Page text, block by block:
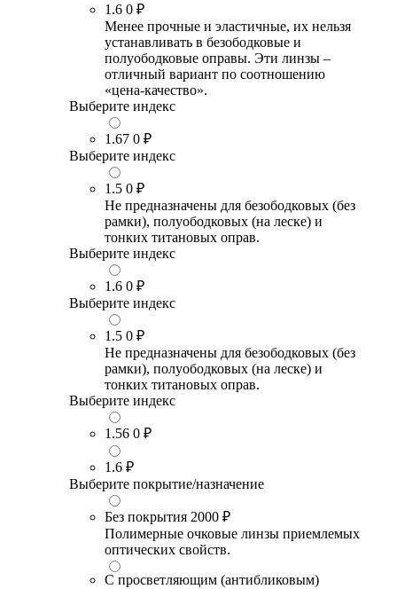
1.6 0 ₽
Менее прочные и эластичные, их нельзя
устанавливать в безободковые и
полуободковые оправы. Эти линзы –
отличный вариант по соотношению
«цена-качество».
Выберите индекс
1.67 0 ₽
Выберите индекс
1.5 0 ₽
Не предназначены для безободковых (без
рамки), полуободковых (на леске) и
тонких титановых оправ.
Выберите индекс
1.6 0 ₽
Выберите индекс
1.5 0 ₽
Не предназначены для безободковых (без
рамки), полуободковых (на леске) и
тонких титановых оправ.
Выберите индекс
1.56 0 ₽
1.6 ₽
Выберите покрытие/назначение
Без покрытия 2000 ₽
Полимерные очковые линзы приемлемых
оптических свойств.
С просветляющим (антибликовым)